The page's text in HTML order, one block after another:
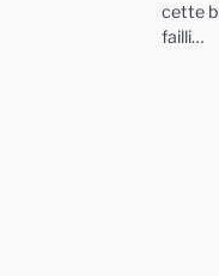
cette
failli…